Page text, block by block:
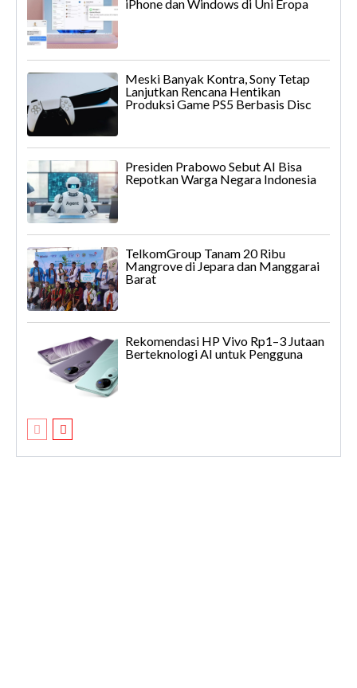
iPhone dan Windows di Uni Eropa
Meski Banyak Kontra, Sony Tetap
Lanjutkan Rencana Hentikan
Produksi Game PS5 Berbasis Disc
Presiden Prabowo Sebut AI Bisa
Repotkan Warga Negara Indonesia
TelkomGroup Tanam 20 Ribu
Mangrove di Jepara dan Manggarai
Barat
Rekomendasi HP Vivo Rp1–3 Jutaan
Berteknologi AI untuk Pengguna